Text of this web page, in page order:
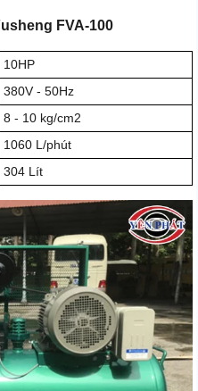
FVA-100
10HP
380V - 50Hz
8 - 10 kg/cm2
1060 L/phút
304 Lít